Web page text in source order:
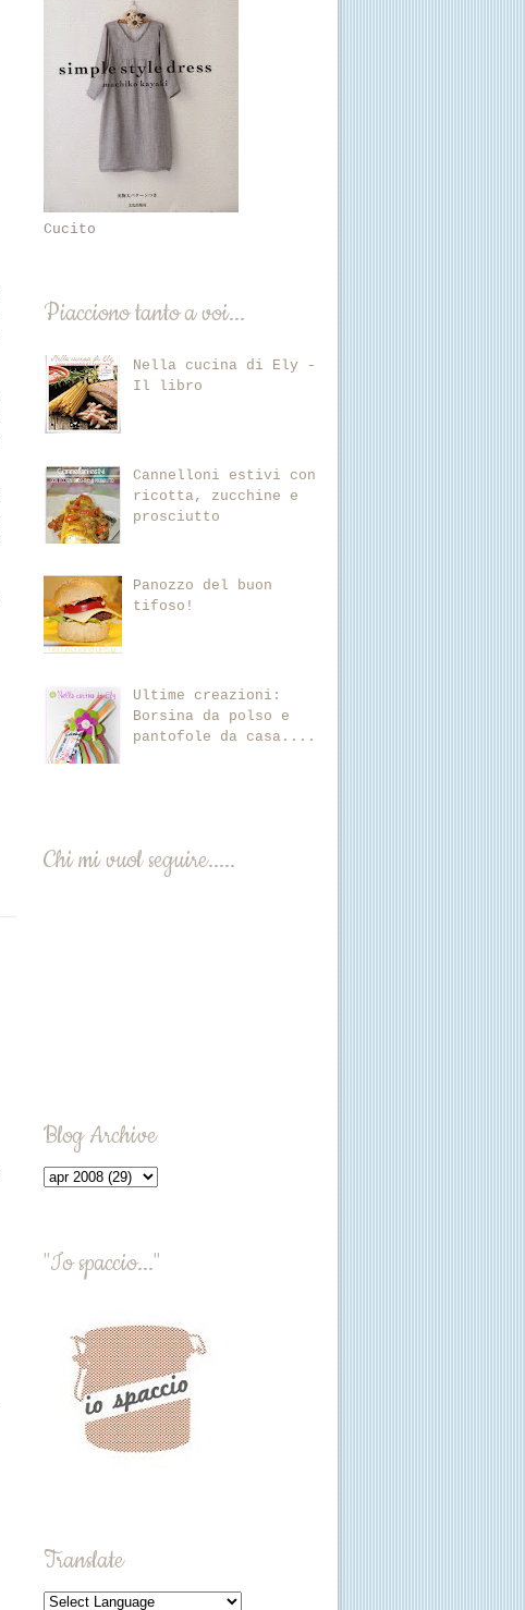
Cucito
Piacciono tanto a voi...
Nella cucina di Ely -
Il libro
Cannelloni estivi con
ricotta, zucchine e
prosciutto
Panozzo del buon
tifoso!
Ultime creazioni:
Borsina da polso e
pantofole da casa....
Chi mi vuol seguire.....
Blog Archive
"Io spaccio..."
Translate